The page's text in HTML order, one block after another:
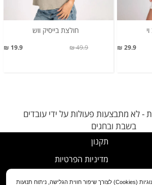
29.9 ₪
חולצת בייסיק ווש
19.9 ₪ 49.9 ₪
לא מתבצעות פעולות על ידי עובדים
בשבת ובחגים
תקנון
מדיניות הפרטיות
נוהל ביטול עסקה
באתר זה נעשה שימוש בעוגיות (Cookies) לצורך שיפור חווית הגלישה, ניתוח תנועות